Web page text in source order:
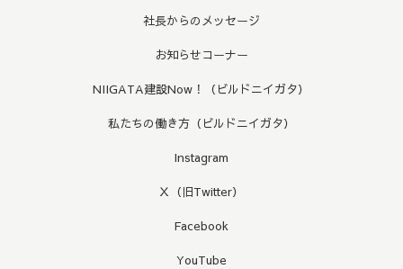
社長からのメッセージ
お知らせコーナー
NIIGATA建設Now！（ビルドニイガタ）
私たちの働き方（ビルドニイガタ）
Instagram
Ｘ（旧Twitter）
Facebook
YouTube